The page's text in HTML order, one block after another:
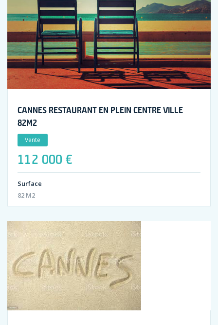
CANNES RESTAURANT EN PLEIN CENTRE VILLE
82M2
Vente
112 000 €
Surface
82 M2